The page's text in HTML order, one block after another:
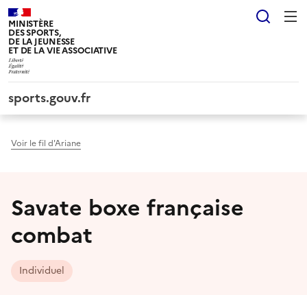
MINISTÈRE
DES SPORTS,
DE LA JEUNESSE
ET DE LA VIE ASSOCIATIVE
sports.gouv.fr
Voir le fil d'Ariane
Savate boxe française
combat
Individuel
Panneau de gestion des cookies tarteaucitron